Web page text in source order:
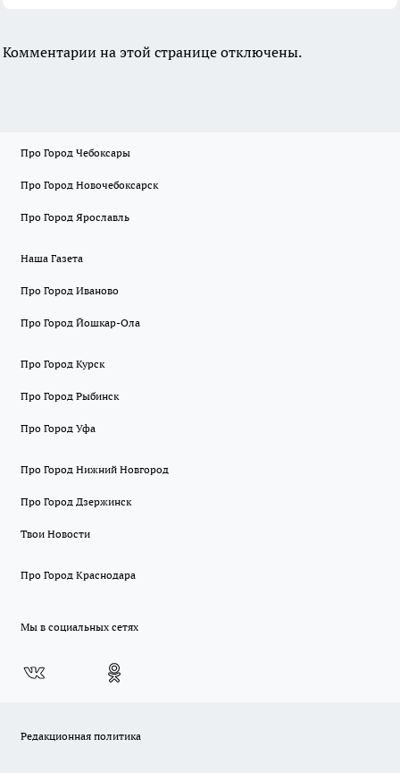
Комментарии на этой странице отключены.
Про Город Чебоксары
Про Город Новочебоксарск
Про Город Ярославль
Наша Газета
Про Город Иваново
Про Город Йошкар-Ола
Про Город Курск
Про Город Рыбинск
Про Город Уфа
Про Город Нижний Новгород
Про Город Дзержинск
Твои Новости
Про Город Краснодара
Мы в социальных сетях
Редакционная политика